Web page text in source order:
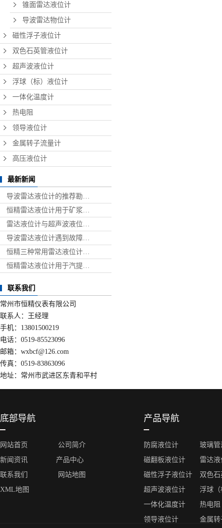
锥面雷达液位计
导波雷达物位计
磁性浮子液位计
双色石英管液位计
超声波液位计
浮球（标）液位计
一体化温度计
热电阻
领导液位计
金属转子流量计
高压液位计
最新新闻
导波雷达液位计的推荐勘…
恒精雷达液位计用于矿浆…
雷达液位计与超声波液位…
导波雷达液位计遇到故障…
恒精三种常用雷达液位计…
恒精雷达液位计用于汽提…
联系我们
常州市恒精仪表有限公司
联系人：王经理
手机：13801500219
电话：0519-85523096
邮箱：wxbcf@126.com
传真：0519-83863096
地址：常州市武进区东青和平村
底部导航
网站首页
公司简介
新闻资讯
产品中心
联系我们
网站地图
XML地图
产品导航
防腐液位计
玻璃
磁翻板液位计
雷达
磁性浮子液位计
双色
超声波液位计
浮球
一体化温度计
热电阻
领导液位计
金属